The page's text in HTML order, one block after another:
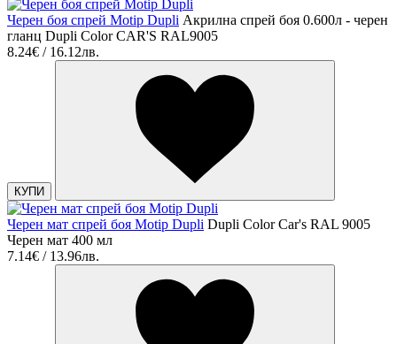
Черен боя спрей Motip Dupli Акрилна спрей боя 0.600л - черен
гланц Dupli Color CAR'S RAL9005
8.24€ / 16.12лв.
КУПИ
Черен мат спрей боя Motip Dupli Dupli Color Car's RAL 9005
Черен мат 400 мл
7.14€ / 13.96лв.